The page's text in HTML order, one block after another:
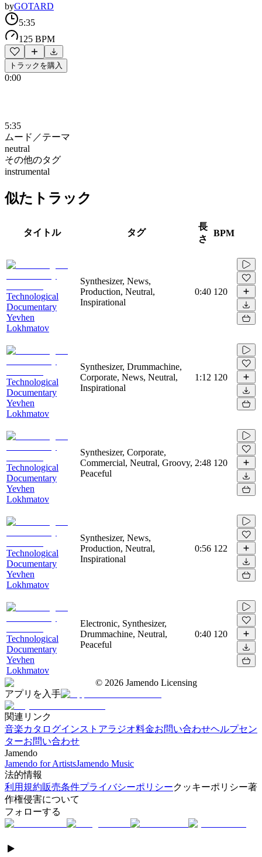
byGOTARD
5:35
125 BPM
トラックを購入
0:00
5:35
ムード／テーマ
neutral
その他のタグ
instrumental
似たトラック
タイトル タグ
長
さ
BPM
Technological
Documentary
Yevhen
Lokhmatov
Synthesizer, News,
Production, Neutral,
Inspirational
0:40 120
Technological
Documentary
Yevhen
Lokhmatov
Synthesizer, Drummachine,
Corporate, News, Neutral,
Inspirational
1:12 120
Technological
Documentary
Yevhen
Lokhmatov
Synthesizer, Corporate,
Commercial, Neutral, Groovy,
Peaceful
2:48 120
Technological
Documentary
Yevhen
Lokhmatov
Synthesizer, News,
Production, Neutral,
Inspirational
0:56 122
Technological
Documentary
Yevhen
Lokhmatov
Electronic, Synthesizer,
Drummachine, Neutral,
Peaceful
0:40 120
© 2026 Jamendo Licensing
アプリを入手
関連リンク
音楽カタログインストアラジオ料金お問い合わせヘルプセン
ターお問い合わせ
Jamendo
Jamendo for ArtistsJamendo Music
法的情報
利用規約販売条件プライバシーポリシークッキーポリシー著
作権侵害について
フォローする